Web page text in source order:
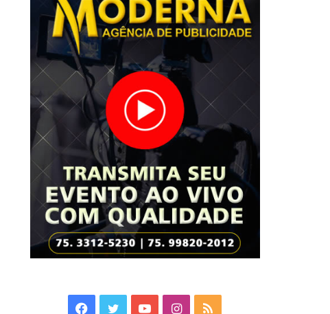
Facebook
TwitterYouTubeInstagram
RSS